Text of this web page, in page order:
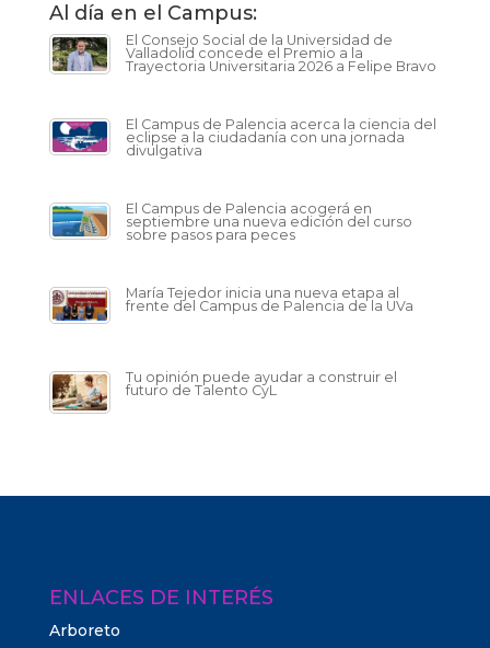
Al día en el Campus:
El Consejo Social de la Universidad de
Valladolid concede el Premio a la
Trayectoria Universitaria 2026 a Felipe Bravo
El Campus de Palencia acerca la ciencia del
eclipse a la ciudadanía con una jornada
divulgativa
El Campus de Palencia acogerá en
septiembre una nueva edición del curso
sobre pasos para peces
María Tejedor inicia una nueva etapa al
frente del Campus de Palencia de la UVa
Tu opinión puede ayudar a construir el
futuro de Talento CyL
ENLACES DE INTERÉS
Arboreto